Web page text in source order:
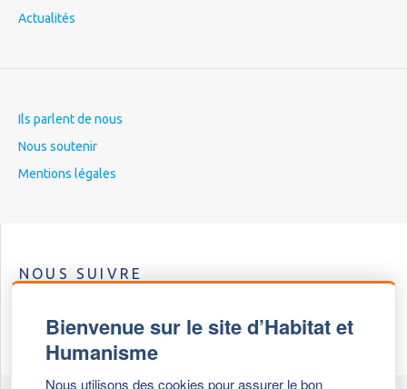
Bienvenue sur le site d’Habitat et
Humanisme
Nous utilisons des cookies pour assurer le bon
Actualités
Ils parlent de nous
Nous soutenir
Mentions légales
NOUS SUIVRE